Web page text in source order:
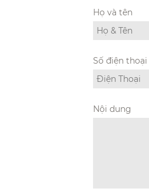
Họ và tên
Số điện thoại
Nội dung